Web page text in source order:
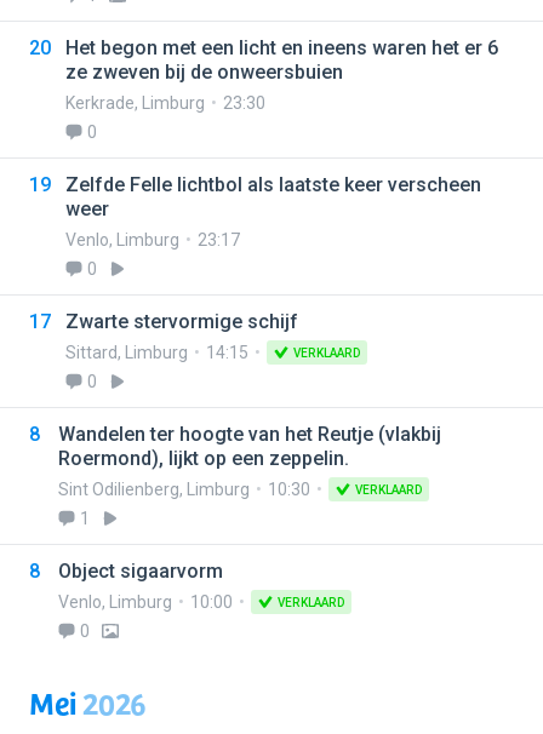
20
Het begon met een licht en ineens waren het er 6
ze zweven bij de onweersbuien
Kerkrade, Limburg
23:30
0
19
Zelfde Felle lichtbol als laatste keer verscheen
weer
Venlo, Limburg
23:17
0
17 Zwarte stervormige schijf
Sittard, Limburg 14:15 VERKLAARD
0
8
Wandelen ter hoogte van het Reutje (vlakbij
Roermond), lijkt op een zeppelin.
Sint Odilienberg, Limburg 10:30 VERKLAARD
1
8 Object sigaarvorm
Venlo, Limburg 10:00 VERKLAARD
0
Mei2026